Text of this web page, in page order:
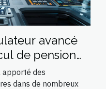
avancé
de pension
apporté des
dans de nombreux